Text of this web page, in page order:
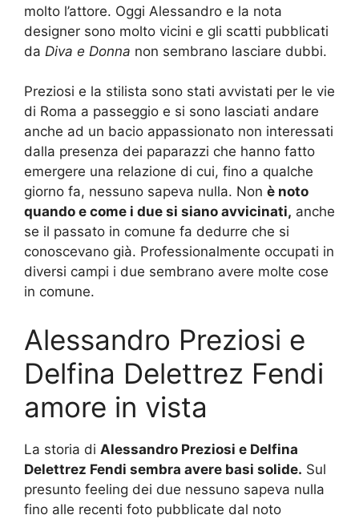
molto l’attore. Oggi Alessandro e la nota
designer sono molto vicini e gli scatti pubblicati
da Diva e Donna non sembrano lasciare dubbi.
Preziosi e la stilista sono stati avvistati per le vie
di Roma a passeggio e si sono lasciati andare
anche ad un bacio appassionato non interessati
dalla presenza dei paparazzi che hanno fatto
emergere una relazione di cui, fino a qualche
giorno fa, nessuno sapeva nulla. Non è noto
quando e come i due si siano avvicinati, anche
se il passato in comune fa dedurre che si
conoscevano già. Professionalmente occupati in
diversi campi i due sembrano avere molte cose
in comune.
Alessandro Preziosi e
Delfina Delettrez Fendi
amore in vista
La storia di Alessandro Preziosi e Delfina
Delettrez Fendi sembra avere basi solide. Sul
presunto feeling dei due nessuno sapeva nulla
fino alle recenti foto pubblicate dal noto